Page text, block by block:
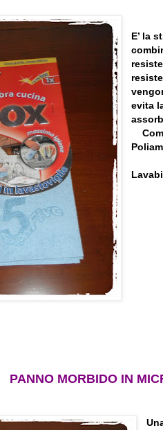
E’ la
evita
PANNO MORBIDO IN